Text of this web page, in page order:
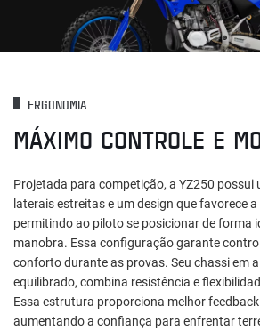
ERGONOMIA
MÁXIMO CONTROLE E
Projetada para competição, a YZ250 possui
laterais estreitas e um design que favorece
permitindo ao piloto se posicionar de forma
manobra. Essa configuração garante
conforto durante as provas. Seu chassi em
equilibrado, combina resistência e
Essa estrutura proporciona melhor
aumentando a confiança para enfrentar